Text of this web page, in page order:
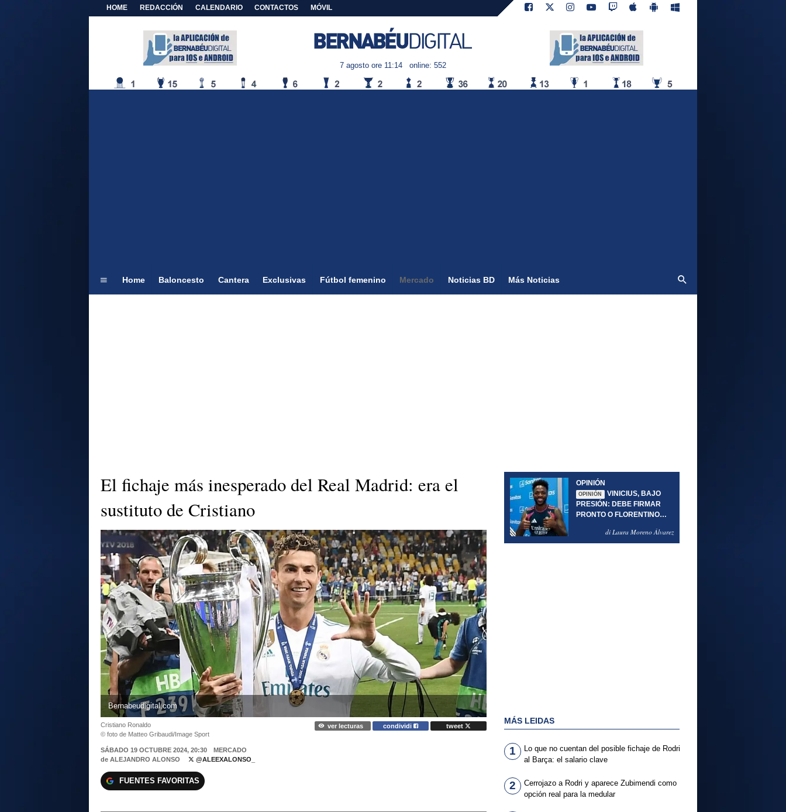
HOME REDACCIÓN CALENDARIO CONTACTOS MÓVIL
7 agosto ore 11:14 online: 552
Home Baloncesto Cantera Exclusivas Fútbol femenino Mercado Noticias BD Más Noticias
El fichaje más inesperado del Real Madrid: era el
sustituto de Cristiano
Bernabeudigital.com
Cristiano Ronaldo
© foto de Matteo Gribaudi/Image Sport
ver lecturas condividi tweet
SÁBADO 19 OCTUBRE 2024, 20:30
MERCADO
de ALEJANDRO ALONSO @ALEEXALONSO_
FUENTES FAVORITAS
OPINIÓN
OPINIÓN
VINICIUS, BAJO
PRESIÓN: DEBE FIRMAR
PRONTO O FLORENTINO
di Laura Moreno Álvarez
MÁS LEIDAS
1
Lo que no cuentan del posible fichaje de Rodri
al Barça: el salario clave
2
Cerrojazo a Rodri y aparece Zubimendi como
opción real para la medular